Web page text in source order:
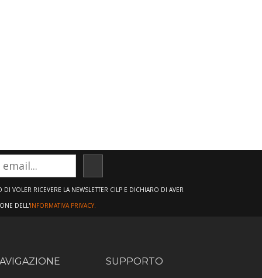
DI VOLER RICEVERE LA NEWSLETTER CILP E DICHIARO DI AVER
DELL'INFORMATIVA PRIVACY.
SUPPORTO